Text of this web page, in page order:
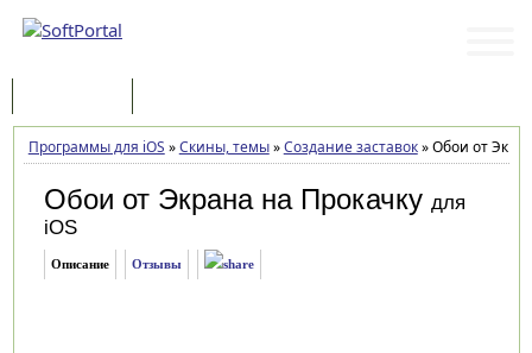
Программы для iOS »Скины, темы»Создание заставок»Обои от
Обои от Экрана на Прокачку для
iOS
Описание Отзывы